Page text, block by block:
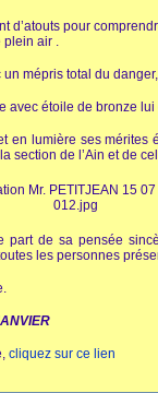
d’atouts pour
plein air .
mépris total du
avec étoile de bronze
en lumière ses
section de l’Ain et de
part de sa pensée
les personnes
cliquez sur ce lien